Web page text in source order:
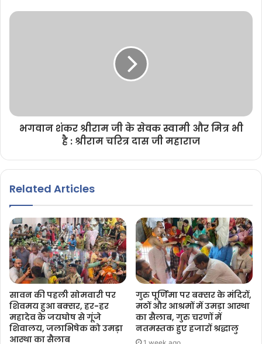
भगवान शंकर श्रीराम जी के सेवक स्वामी और मित्र भी
है : श्रीराम चरित्र दास जी महाराज
Related Articles
सावन की पहली सोमवारी पर
शिवमय हुआ बक्सर, हर-हर
महादेव के जयघोष से गूंजे
शिवालय, जलाभिषेक को उमड़ा
आस्था का सैलाब
गुरु पूर्णिमा पर बक्सर के मंदिरों,
मठों और आश्रमों में उमड़ा आस्था
का सैलाब, गुरु चरणों में
नतमस्तक हुए हजारों श्रद्धालु